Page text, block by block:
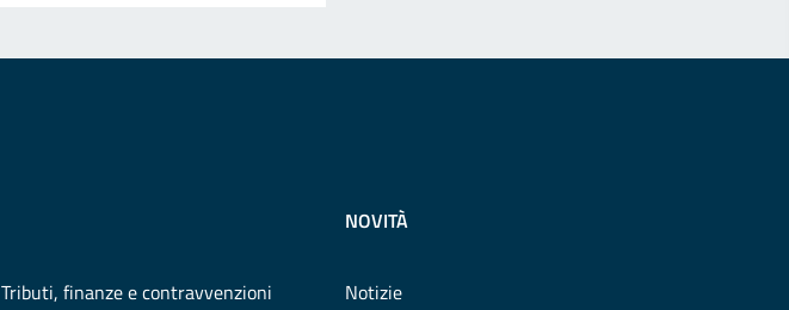
Tributi, finanze e contravvenzioni
NOVITÀ
Notizie